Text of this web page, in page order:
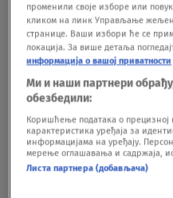
Vidimo se!pic.twitter.com/
— Studenti_U_Blokadi
Naveli su da su Zakon
променили своје изборе или
кликом на линк Управљање
странице. Ваши избори ће се
локација. За више детаља
информација о вашој приватности
Ми и наши партнери
обезбедили:
Коришћење података о прецизној
карактеристика уређаја за
информацијама на уређају.
мерење оглашавања и садржаја,
Листа партнера (добављача)